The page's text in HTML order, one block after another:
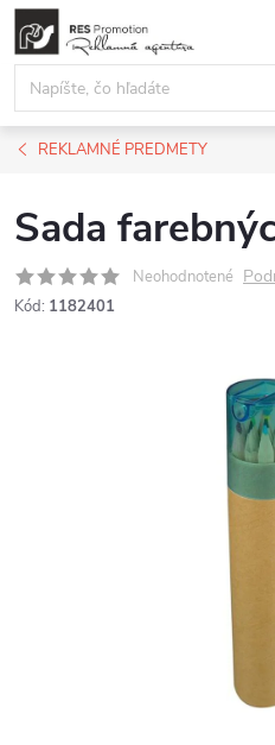
Prejsť
obsah
REKLAMNÉ PREDMETY
Sada
Neohodnotené
Kód: 1182401